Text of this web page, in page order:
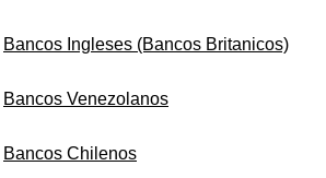
Bancos Ingleses (Bancos Britanicos)
Bancos Venezolanos
Bancos Chilenos